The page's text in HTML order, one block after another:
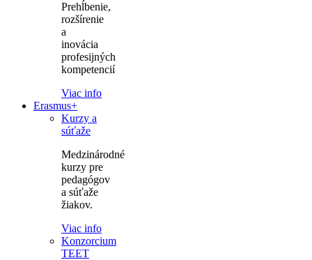
Prehĺbenie,
rozšírenie
a
inovácia
profesijných
kompetencií
Viac info
Erasmus+
Kurzy a
súťaže
Medzinárodné
kurzy pre
pedagógov
a súťaže
žiakov.
Viac info
Konzorcium
TEET